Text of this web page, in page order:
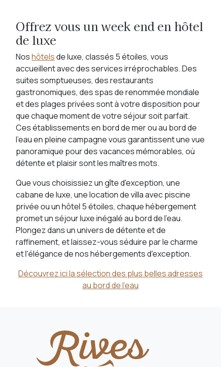
Offrez vous un week end en hôtel
de luxe
Noshôtelsde luxe, classés 5 étoiles, vous
accueillent avec des services irréprochables. Des
suites somptueuses, des restaurants
gastronomiques, des spas de renommée mondiale
et des plages privées sont à votre disposition pour
que chaque moment de votre séjour soit parfait.
Ces établissements en bord de mer ou au bord de
l’eau en pleine campagne vous garantissent une vue
panoramique pour des vacances mémorables, où
détente et plaisir sont les maîtres mots.
Que vous choisissiez un gîte d'exception, une
cabane de luxe, une location de villa avec piscine
privée ou un hôtel 5 étoiles, chaque hébergement
promet un séjour luxe inégalé au bord de l'eau.
Plongez dans un univers de détente et de
raffinement, et laissez-vous séduire par le charme
et l'élégance de nos hébergements d'exception.
Découvrez ici la sélection des plus belles adresses
au bord de l'eau